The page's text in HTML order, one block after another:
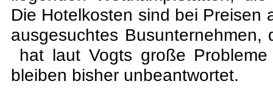
Die Hotelkosten sind bei Preisen
ausgesuchtes
hat laut Vogts große
bleiben bisher unbeantwortet.